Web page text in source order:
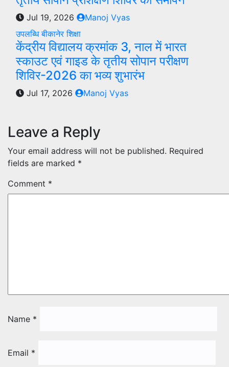
Jul 19, 2026
Manoj Vyas
उपलब्धिबीकानेरशिक्षा
केंद्रीय विद्यालय क्रमांक 3, नाल में भारत
स्काउट एवं गाइड के तृतीय सोपान परीक्षण
शिविर-2026 का भव्य शुभारंभ
Jul 17, 2026 Manoj Vyas
Leave a Reply
Your email address will not be published. Required
fields are marked *
Comment *
Name *
Email *